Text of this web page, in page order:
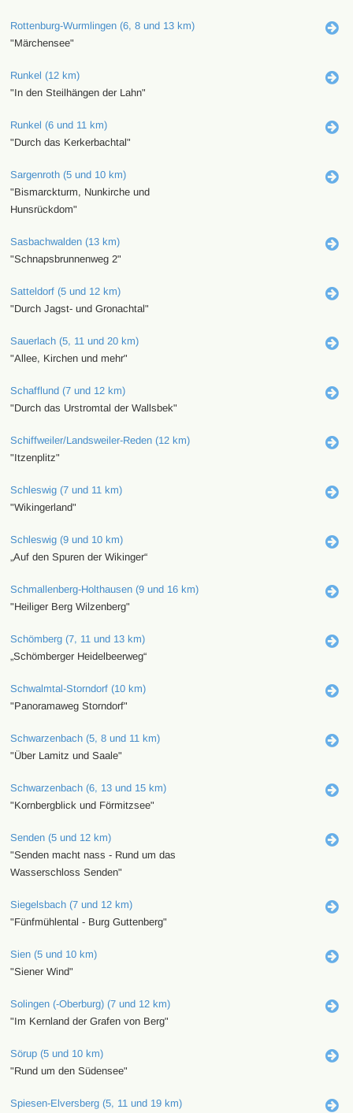
Rottenburg-Wurmlingen (6, 8 und 13 km)
"Märchensee"
Runkel (12 km)
"In den Steilhängen der Lahn"
Runkel (6 und 11 km)
"Durch das Kerkerbachtal"
Sargenroth (5 und 10 km)
"Bismarckturm, Nunkirche und
Hunsrückdom"
Sasbachwalden (13 km)
"Schnapsbrunnenweg 2"
Satteldorf (5 und 12 km)
"Durch Jagst- und Gronachtal"
Sauerlach (5, 11 und 20 km)
"Allee, Kirchen und mehr"
Schafflund (7 und 12 km)
"Durch das Urstromtal der Wallsbek"
Schiffweiler/Landsweiler-Reden (12 km)
"Itzenplitz"
Schleswig (7 und 11 km)
"Wikingerland"
Schleswig (9 und 10 km)
„Auf den Spuren der Wikinger“
Schmallenberg-Holthausen (9 und 16 km)
"Heiliger Berg Wilzenberg"
Schömberg (7, 11 und 13 km)
„Schömberger Heidelbeerweg“
Schwalmtal-Storndorf (10 km)
"Panoramaweg Storndorf"
Schwarzenbach (5, 8 und 11 km)
"Über Lamitz und Saale"
Schwarzenbach (6, 13 und 15 km)
"Kornbergblick und Förmitzsee"
Senden (5 und 12 km)
"Senden macht nass - Rund um das
Wasserschloss Senden"
Siegelsbach (7 und 12 km)
"Fünfmühlental - Burg Guttenberg"
Sien (5 und 10 km)
"Siener Wind"
Solingen (-Oberburg) (7 und 12 km)
"Im Kernland der Grafen von Berg"
Sörup (5 und 10 km)
"Rund um den Südensee"
Spiesen-Elversberg (5, 11 und 19 km)